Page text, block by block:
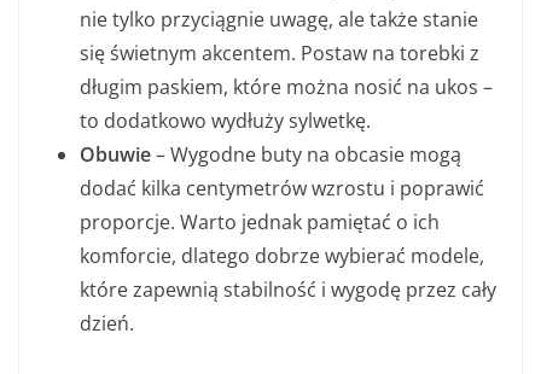
nie tylko przyciągnie uwagę, ale także stanie
się świetnym akcentem. Postaw na torebki z
długim paskiem, które można nosić na ukos –
to dodatkowo wydłuży sylwetkę.
Obuwie– Wygodne buty na obcasie mogą
dodać kilka centymetrów wzrostu i poprawić
proporcje. Warto jednak pamiętać o ich
komforcie, dlatego dobrze wybierać modele,
które zapewnią stabilność i wygodę przez cały
dzień.